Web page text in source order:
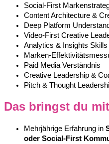
Social-First
Content Architecture &
Deep Platform
Video-First Creative
Analytics & Insights Skills
Marken-
Paid Media Verständnis
Creative Leadership &
Pitch & Thought
Das bringst du
Mehrjährige Erfahrung in
oder Social-First